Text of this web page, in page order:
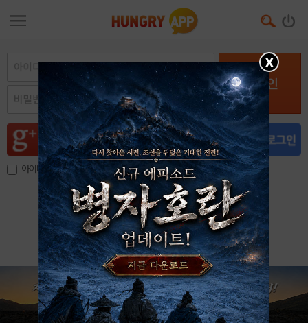
로그인
아이디, 이메일 저장
아이디 / 비밀번호 찾기 회원가입
X